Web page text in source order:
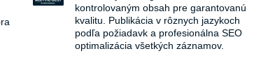
kontrolovaným obsah pre garantovanú
kvalitu. Publikácia v rôznych jazykoch
podľa požiadavk a profesionálna SEO
optimalizácia všetkých záznamov.